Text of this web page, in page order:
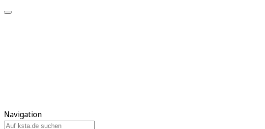
Navigation